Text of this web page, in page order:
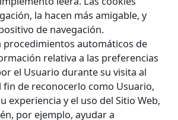
la hacen más amigable, y
de navegación.
procedimientos automáticos de
relativa a las preferencias
el Usuario durante su visita al
fin de reconocerlo como Usuario,
experiencia y el uso del Sitio Web,
por ejemplo, ayudar a